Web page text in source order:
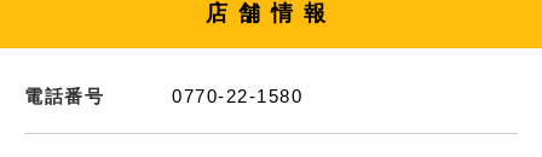
店舗情報
電話番号 0770-22-1580